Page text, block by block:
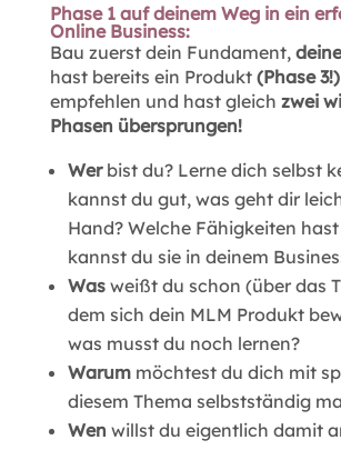
Phase 1 auf deinem Weg in ein
Online Business:
Bau zuerst dein Fundament,
hast bereits ein Produkt (Phase 3!)
empfehlen und hast gleich zwei
Phasen übersprungen!
Werbist du? Lerne dich selbst
kannst du gut, was geht dir
Hand? Welche Fähigkeiten
kannst du sie in deinem
Was weißt du schon (über das
dem sich dein MLM Produkt
was musst du noch lernen?
Warummöchtest du dich mit
diesem Thema selbstständig
Wen willst du eigentlich damit